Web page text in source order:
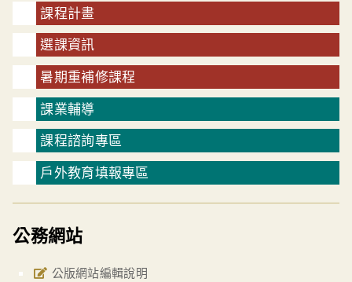
課程計畫
選課資訊
暑期重補修課程
課業輔導
課程諮詢專區
戶外教育填報專區
公務網站
公版網站編輯說明